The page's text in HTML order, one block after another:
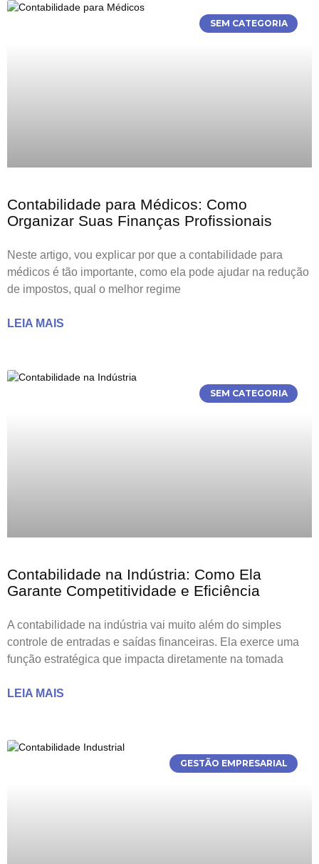
SEM CATEGORIA
Contabilidade para Médicos: Como
Organizar Suas Finanças Profissionais
Neste artigo, vou explicar por que a contabilidade para
médicos é tão importante, como ela pode ajudar na redução
de impostos, qual o melhor regime
LEIA MAIS
SEM CATEGORIA
Contabilidade na Indústria: Como Ela
Garante Competitividade e Eficiência
A contabilidade na indústria vai muito além do simples
controle de entradas e saídas financeiras. Ela exerce uma
função estratégica que impacta diretamente na tomada
LEIA MAIS
GESTÃO EMPRESARIAL